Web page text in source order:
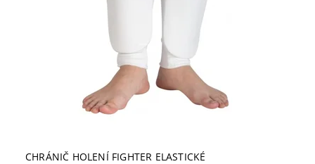
CHRÁNIČ HOLENÍ FIGHTER ELASTICKÉ